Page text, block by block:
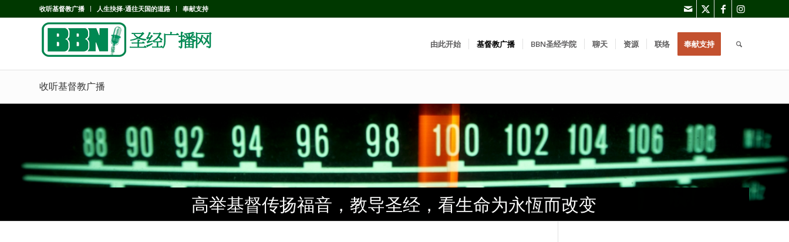
收听基督教广播 人生抉择-通往天国的道路 奉献支持
由此开始 基督教广播 BBN圣经学院 聊天 资源 联络 奉献支持
收听基督教广播
高举基督传扬福音，教导圣经，看生命为永恆而改变
高举基督传扬福音，教导圣经，看生命为永恆而改变
高举基督传扬福音，教导圣经，看生命为永恆而改变